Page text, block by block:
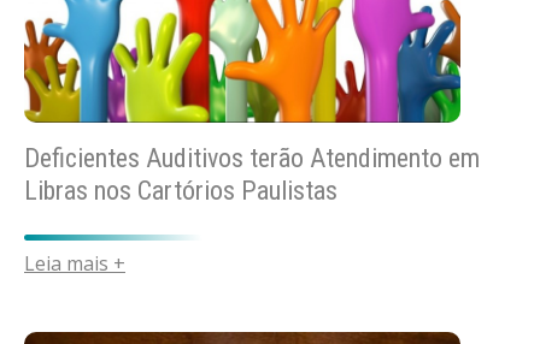
Deficientes Auditivos terão Atendimento em
Libras nos Cartórios Paulistas
Leia mais +